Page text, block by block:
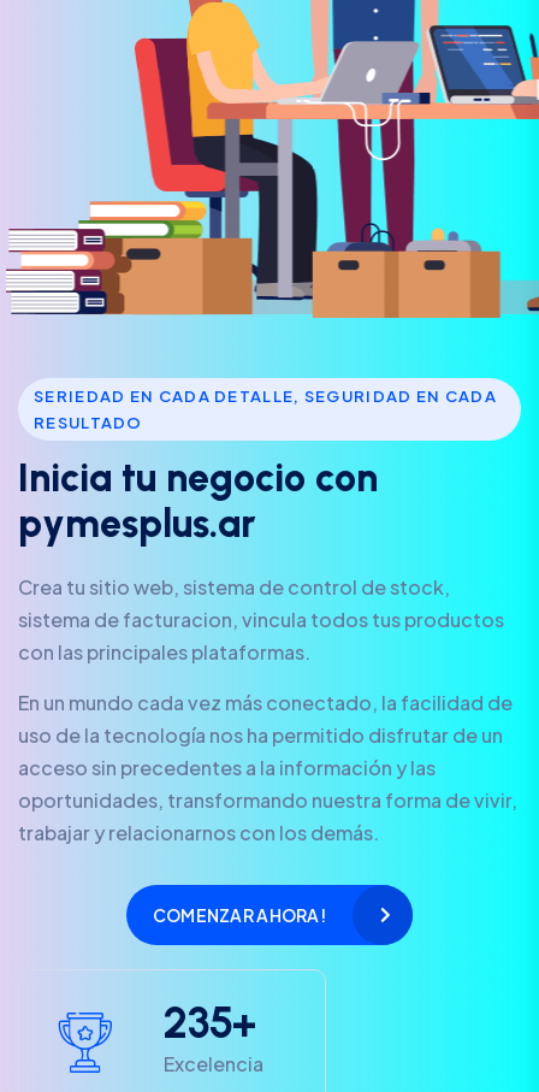
SERIEDAD EN CADA DETALLE, SEGURIDAD EN CADA
RESULTADO
Inicia tu negocio con
pymesp us.ar
Crea tu sitio web, sistema de control de stock,
sistema de facturacion, vincula todos tus productos
con las principales plataformas.
En un mundo cada vez más conectado, la facilidad de
uso de la tecnología nos ha permitido disfrutar de un
acceso sin precedentes a la información y las
oportunidades, transformando nuestra forma de vivir,
trabajar y relacionarnos con los demás.
COMENZAR AHORA!
235+
Excelencia